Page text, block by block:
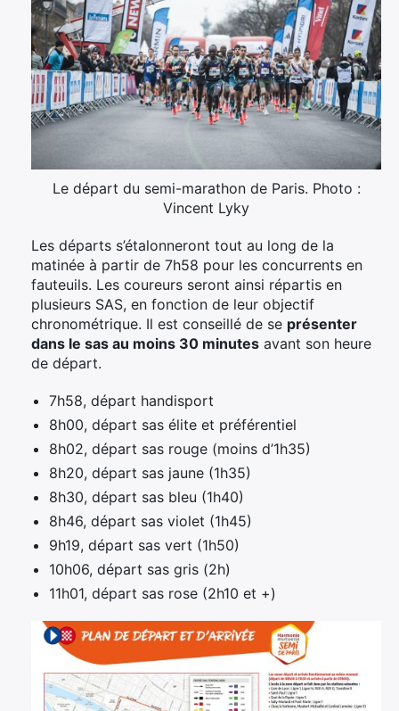
Le départ du semi-marathon de Paris. Photo :
Vincent Lyky
Les départs s’étalonneront tout au long de la
matinée à partir de 7h58 pour les concurrents en
fauteuils. Les coureurs seront ainsi répartis en
plusieurs SAS, en fonction de leur objectif
chronométrique. Il est conseillé de se présenter
dans le sas au moins 30 minutes avant son heure
de départ.
7h58, départ handisport
8h00, départ sas élite et préférentiel
8h02, départ sas rouge (moins d’1h35)
8h20, départ sas jaune (1h35)
8h30, départ sas bleu (1h40)
8h46, départ sas violet (1h45)
9h19, départ sas vert (1h50)
10h06, départ sas gris (2h)
11h01, départ sas rose (2h10 et +)